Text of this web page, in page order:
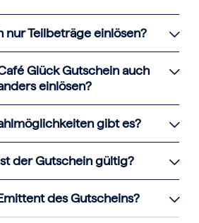
nur Teilbeträge einlösen?
Glück Gutschein auch
einlösen?
gibt es?
der Gutschein gültig?
des Gutscheins?